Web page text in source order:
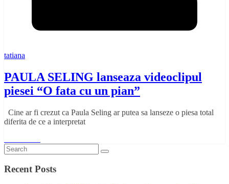
tatiana
PAULA SELING lanseaza videoclipul
piesei “O fata cu un pian”
Cine ar fi crezut ca Paula Seling ar putea sa lanseze o piesa total
diferita de ce a interpretat
Recent Posts